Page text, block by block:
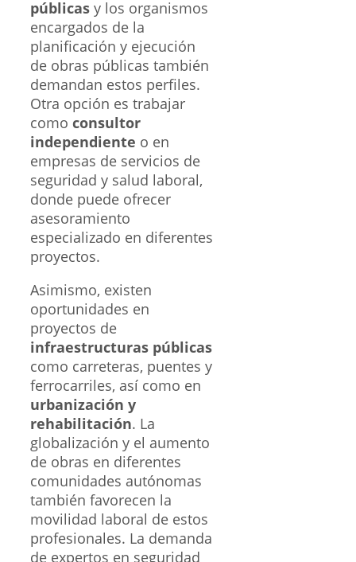
públicas y los organismos
encargados de la
planificación y ejecución
de obras públicas también
demandan estos perfiles.
Otra opción es trabajar
como consultor
independiente o en
empresas de servicios de
seguridad y salud laboral,
donde puede ofrecer
asesoramiento
especializado en diferentes
proyectos.
Asimismo, existen
oportunidades en
proyectos de
infraestructuras públicas
como carreteras, puentes y
ferrocarriles, así como en
urbanización y
rehabilitación. La
globalización y el aumento
de obras en diferentes
comunidades autónomas
también favorecen la
movilidad laboral de estos
profesionales. La demanda
de expertos en seguridad